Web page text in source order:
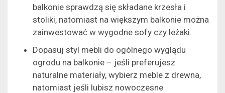
balkonie sprawdzą się składane krzesła i
stoliki, natomiast na większym balkonie można
zainwestować w wygodne sofy czy leżaki.
Dopasuj styl mebli do ogólnego wyglądu
ogrodu na balkonie – jeśli preferujesz
naturalne materiały, wybierz meble z drewna,
natomiast jeśli lubisz nowoczesne